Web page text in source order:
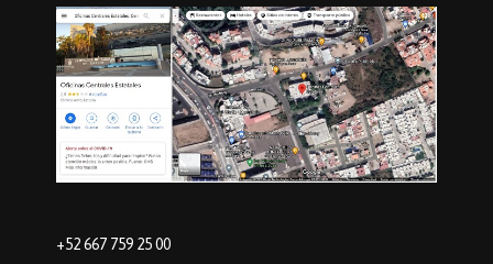
+52 667 759 25 00